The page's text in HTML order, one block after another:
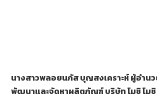
นางสาวพลอยนภัส บุญสงเคราะห์ ผู้อำน
พัฒนาและจัดหาผลิตภัณฑ์ บริษัท โมชิ โมชิ